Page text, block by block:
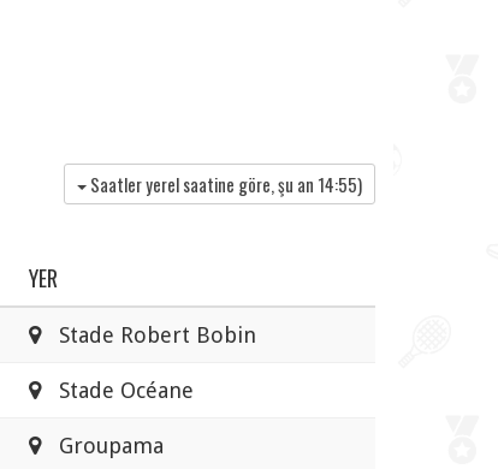
Saatler yerel saatine göre, şu an 14:55)
YER
Stade Robert Bobin
Stade Océane
Groupama